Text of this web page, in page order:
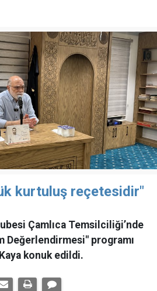
kurtuluş reçetesidir"
Çamlıca Temsilciliği’nde
Değerlendirmesi" programı
konuk edildi.